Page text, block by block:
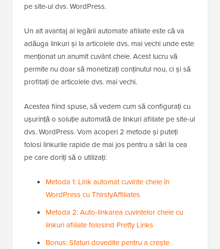
pe site-ul dvs. WordPress.
Un alt avantaj al legării automate afiliate este că va
adăuga linkuri și la articolele dvs. mai vechi unde este
menționat un anumit cuvânt cheie. Acest lucru vă
permite nu doar să monetizați conținutul nou, ci și să
profitați de articolele dvs. mai vechi.
Acestea fiind spuse, să vedem cum să configurați cu
ușurință o soluție automată de linkuri afiliate pe site-ul
dvs. WordPress. Vom acoperi 2 metode și puteți
folosi linkurile rapide de mai jos pentru a sări la cea
pe care doriți să o utilizați:
Metoda 1: Link automat cuvinte cheie în
WordPress cu ThirstyAffiliates
Metoda 2: Auto-linkarea cuvintelor cheie cu
linkuri afiliate folosind Pretty Links
Bonus: Sfaturi dovedite pentru a crește